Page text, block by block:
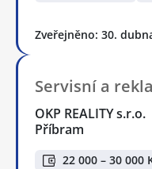
Zveřejněno: 30.
Servisní a
OKP REALITY s.r.o.
Příbram
22 000 – 30 000